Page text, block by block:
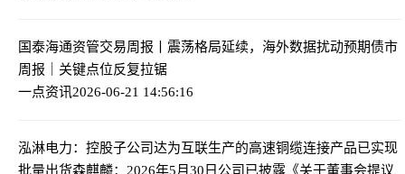
国泰海通资管交易周报丨震荡格局延续，海外数据扰动预期债市
周报｜关键点位反复拉锯
一点资讯2026-06-21 14:56:16
泓淋电力：控股子公司达为互联生产的高速铜缆连接产品已实现
批量出货森麒麟：2026年5月30日公司已披露《关于董事会提议